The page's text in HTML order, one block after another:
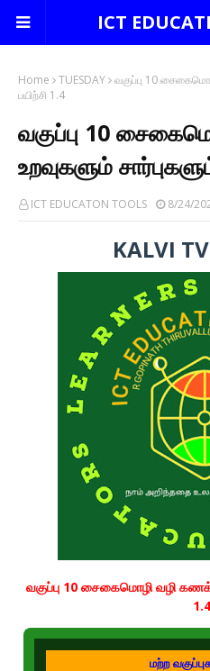
ICT
Home TUESDAY வகுப்பு 10
பயிற்சி 1.4
வகுப்பு 10
உறவுகளும்
ICT EDUCATON TOOLS 8/24/
KALVI
வகுப்பு 10 சைகைமொழி வழி
1.4
மற்ற